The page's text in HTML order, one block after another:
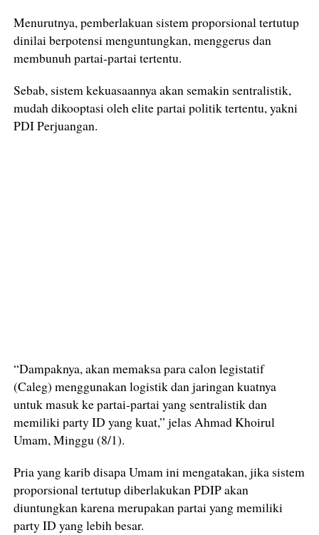
Menurutnya, pemberlakuan sistem proporsional tertutup
dinilai berpotensi menguntungkan, menggerus dan
membunuh partai-partai tertentu.
Sebab, sistem kekuasaannya akan semakin sentralistik,
mudah dikooptasi oleh elite partai politik tertentu, yakni
PDI Perjuangan.
“Dampaknya, akan memaksa para calon legistatif
(Caleg) menggunakan logistik dan jaringan kuatnya
untuk masuk ke partai-partai yang sentralistik dan
memiliki party ID yang kuat,” jelas Ahmad Khoirul
Umam, Minggu (8/1).
Pria yang karib disapa Umam ini mengatakan, jika sistem
proporsional tertutup diberlakukan PDIP akan
diuntungkan karena merupakan partai yang memiliki
party ID yang lebih besar.